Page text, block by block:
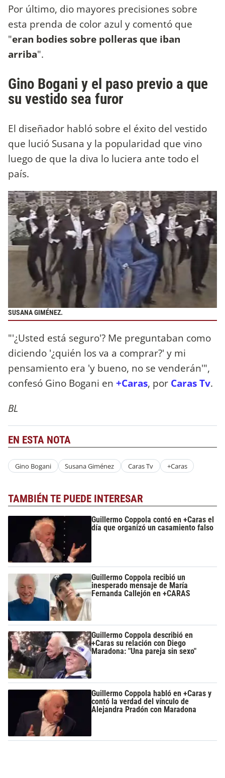
Por último, dio mayores precisiones sobre
esta prenda de color azul y comentó que
"eran bodies sobre polleras que iban
arriba".
Gino Bogani y el paso previo a que
su vestido sea furor
El diseñador habló sobre el éxito del vestido
que lució Susana y la popularidad que vino
luego de que la diva lo luciera ante todo el
país.
SUSANA GIMÉNEZ.
"'¿Usted está seguro'? Me preguntaban como
diciendo '¿quién los va a comprar?' y mi
pensamiento era 'y bueno, no se venderán'",
confesó Gino Bogani en +Caras, por Caras Tv.
BL
EN ESTA NOTA
Gino Bogani Susana Giménez Caras Tv +Caras
TAMBIÉN TE PUEDE INTERESAR
Guillermo Coppola contó en +Caras el
día que organizó un casamiento falso
Guillermo Coppola recibió un
inesperado mensaje de María
Fernanda Callejón en +CARAS
Guillermo Coppola describió en
+Caras su relación con Diego
Maradona: "Una pareja sin sexo"
Guillermo Coppola habló en +Caras y
contó la verdad del vínculo de
Alejandra Pradón con Maradona